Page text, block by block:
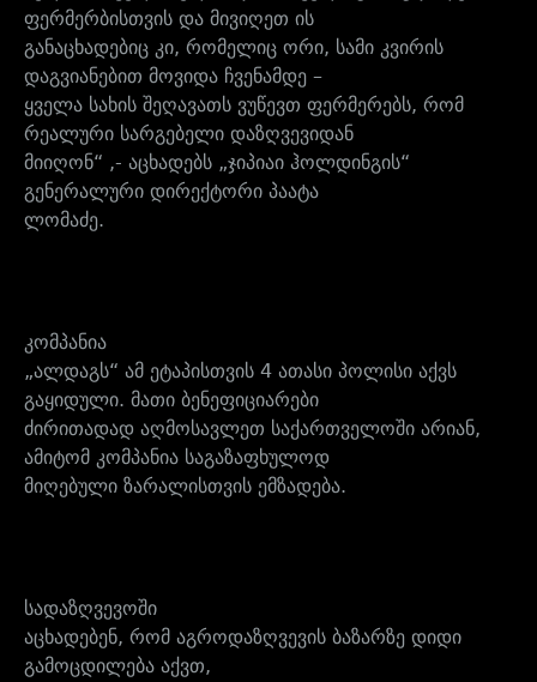
ფერმერბისთვის და მივიღეთ ის
განაცხადებიც კი, რომელიც ორი, სამი კვირის
დაგვიანებით მოვიდა ჩვენამდე –
ყველა სახის შეღავათს ვუწევთ ფერმერებს, რომ
რეალური სარგებელი დაზღვევიდან
მიიღონ“ ,- აცხადებს „ჯიპიაი ჰოლდინგის“
გენერალური დირექტორი პაატა
ლომაძე.
კომპანია
„ალდაგს“ ამ ეტაპისთვის 4 ათასი პოლისი აქვს
გაყიდული. მათი ბენეფიციარები
ძირითადად აღმოსავლეთ საქართველოში არიან,
ამიტომ კომპანია საგაზაფხულოდ
მიღებული ზარალისთვის ემზადება.
სადაზღვევოში
აცხადებენ, რომ აგროდაზღვევის ბაზარზე დიდი
გამოცდილება აქვთ,